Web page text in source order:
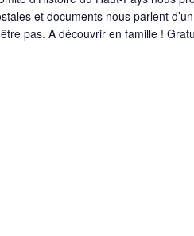
et documents nous parlent
pas. A découvrir en famille !